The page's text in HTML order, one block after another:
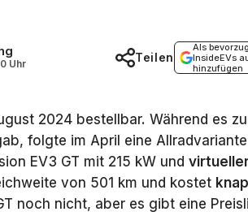
Uhr
Als
InsideEVs
hinzufügen
Teilen
2024 bestellbar. Während es
folgte im April eine
EV3 GT mit 215 kW und
von 501 km und kostet
noch nicht, aber es gibt eine